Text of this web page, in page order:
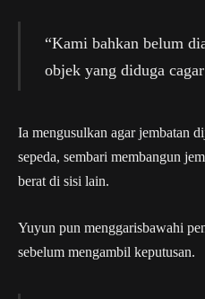
“Kami bahkan belum
objek yang diduga
Ia mengusulkan agar jembatan
sepeda, sembari membangun
berat di sisi lain.
Yuyun pun menggarisbawahi
sebelum mengambil keputusan.